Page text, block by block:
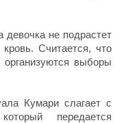
девочка не подрастет
Считается, что
выборы
Кумари слагает с
передается